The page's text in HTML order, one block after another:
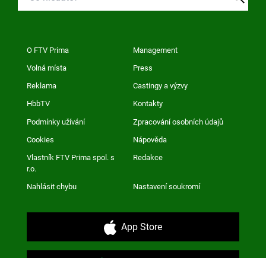
O FTV Prima Management
Volná místa Press
Reklama Castingy a výzvy
HbbTV Kontakty
Podmínky užívání Zpracování osobních údajů
Cookies Nápověda
Vlastník FTV Prima spol. s
r.o.
Redakce
Nahlásit chybu Nastavení soukromí
App Store